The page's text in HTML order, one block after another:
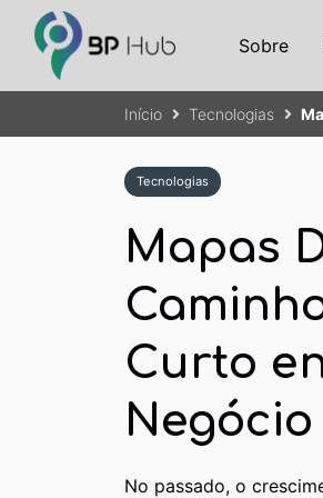
Sobre
Início Tecnologias
Tecnologias
Mapas
Curto
No passado, o